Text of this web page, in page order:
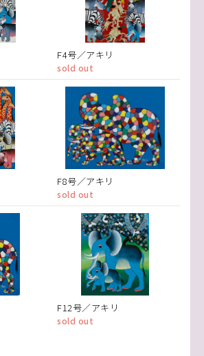
F4号／アキリ
sold out
F8号／アキリ
sold out
F12号／アキリ
sold out